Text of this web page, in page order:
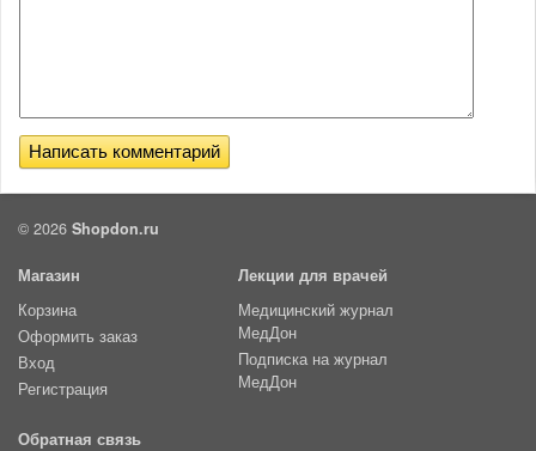
© 2026 Shopdon.ru
Магазин
Корзина
Оформить заказ
Вход
Регистрация
Лекции для врачей
Медицинский журнал
МедДон
Подписка на журнал
МедДон
Обратная связь